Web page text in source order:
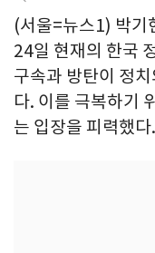
(서울=뉴스1) 박기
24일 현재의 한국
구속과 방탄이 정
다. 이를 극복하기
는 입장을 피력했다.